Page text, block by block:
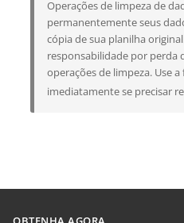
Operações de limpeza de
permanentemente seus
cópia de sua planilha
responsabilidade por perda
operações de limpeza. Use a
imediatamente se precisar